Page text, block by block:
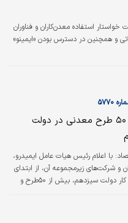
استفاده معدن‌‌‌کاران و فناوران
و همچنین در دسترس بودن «ایمینو»
۵۷۷۰
تکمیل ۵۰ طرح معدنی در دولت
با اعلام رئیس هیات عامل ایمیدرو،
و شرکت‌های زیرمجموعه آن، از ابتدای
شروع به کار دولت سیزدهم، بیش از ۵۰طرح و